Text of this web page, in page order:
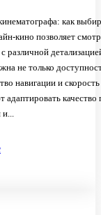
как
кино позволяет
различной
не только
навигации и скорость
адаптировать качество